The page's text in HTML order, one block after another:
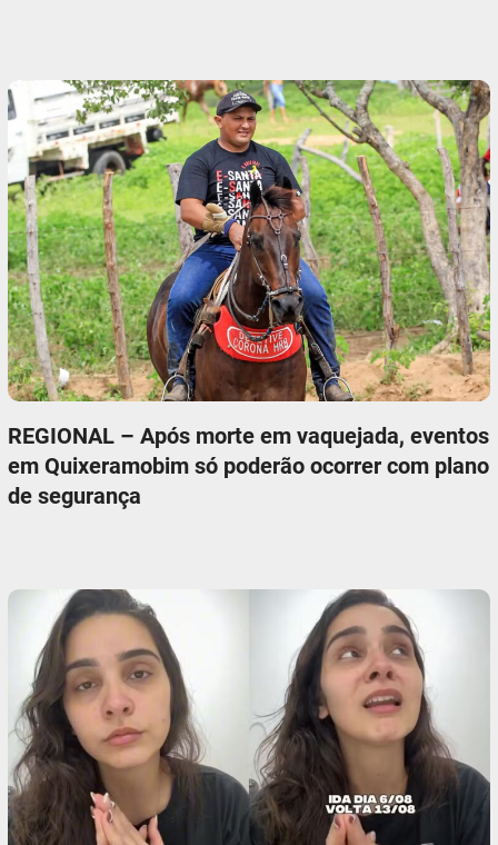
REGIONAL – Após morte em vaquejada, eventos
em Quixeramobim só poderão ocorrer com plano
de segurança